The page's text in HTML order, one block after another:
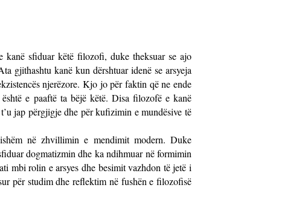
sfiduar këtë filozofi, duke theksuar se ajo
gjithashtu kanë kun dërshtuar idenë se arsyeja
njerëzore. Kjo jo për faktin që ne ende
e paaftë ta bëjë këtë. Disa filozofë e kanë
jap përgjigje dhe për kufizimin e mundësive të
në zhvillimin e mendimit modern. Duke
dogmatizmin dhe ka ndihmuar në formimin
mbi rolin e arsyes dhe besimit vazhdon të jetë i
për studim dhe reflektim në fushën e filozofisë